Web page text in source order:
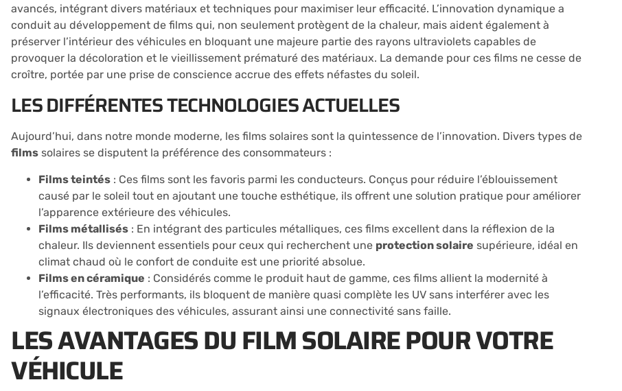
avancés, intégrant divers matériaux et techniques pour maximiser leur efficacité. L’innovation dynamique a
conduit au développement de films qui, non seulement protègent de la chaleur, mais aident également à
préserver l’intérieur des véhicules en bloquant une majeure partie des rayons ultraviolets capables de
provoquer la décoloration et le vieillissement prématuré des matériaux. La demande pour ces films ne cesse de
croître, portée par une prise de conscience accrue des effets néfastes du soleil.
LES DIFFÉRENTES TECHNOLOGIES ACTUELLES
Aujourd’hui, dans notre monde moderne, les films solaires sont la quintessence de l’innovation. Divers types de
films solaires se disputent la préférence des consommateurs :
Films teintés : Ces films sont les favoris parmi les conducteurs. Conçus pour réduire l’éblouissement
causé par le soleil tout en ajoutant une touche esthétique, ils offrent une solution pratique pour améliorer
l’apparence extérieure des véhicules.
Films métallisés : En intégrant des particules métalliques, ces films excellent dans la réflexion de la
chaleur. Ils deviennent essentiels pour ceux qui recherchent une protection solaire supérieure, idéal en
climat chaud où le confort de conduite est une priorité absolue.
Films en céramique : Considérés comme le produit haut de gamme, ces films allient la modernité à
l’efficacité. Très performants, ils bloquent de manière quasi complète les UV sans interférer avec les
signaux électroniques des véhicules, assurant ainsi une connectivité sans faille.
LES AVANTAGES DU FILM SOLAIRE POUR VOTRE
VÉHICULE